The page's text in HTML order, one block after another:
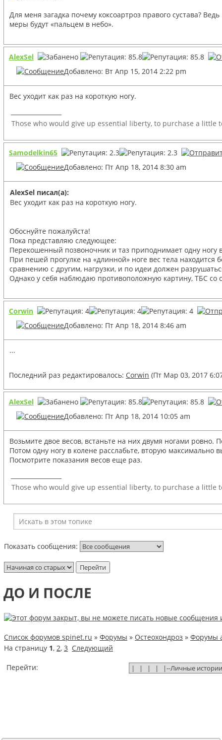
Для меня загадка почему коксоартроз правого сустава?
меры будут «пальцем в небо».
AlexSel
Добавлено: Вт Апр 15, 2014 2:22 pm
Вес уходит как раз на короткую ногу.
Those who would give up essential liberty, to purchase a
Samodelkin65
Добавлено: Пт Апр 18, 2014 8:30 am
AlexSel писал(а):
Вес уходит как раз на короткую ногу.
Обоснуйте пожалуйста!
Пока представляю следующее:
Перекошенный позвоночник и таз приподнимает одну ногу
При пешей прогулке на «длинной» ноге вес тела
сравнению с другим, нагрузки, и по идеи должен
Однако у себя наблюдаю противоположную картину, ТБС со
Corwin
Добавлено: Пт Апр 18, 2014 8:46 am
...
Последний раз редактировалось: Corwin (Пт Мар 03, 2017
AlexSel
Добавлено: Пт Апр 18, 2014 10:05 am
Возьмите двое весов, встаньте на них двумя ногами ровно.
Потом одну ногу в колене расслабьте, вторую максимально
Посмотрите показания весов еще раз.
Those who would give up essential liberty, to purchase a
Показать сообщения:
ДО И ПОСЛЕ
Список форумов spinet.ru » Форумы » Остеохондроз » Форумы
На страницу 1, 2, 3 Следующий
Перейти: